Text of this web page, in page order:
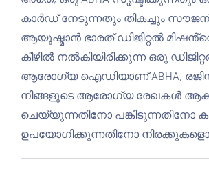
കാർഡ് നേടുന്നതും തികച്ചും
ആയുഷ്മാൻ ഭാരത് ഡിജിറ്റൽ മിഷൻ്റെ
കീഴിൽ നൽകിയിരിക്കുന്ന ഒരു
ആരോഗ്യ ഐഡിയാണ് ABHA,
നിങ്ങളുടെ ആരോഗ്യ രേഖകൾ
ചെയ്യുന്നതിനോ പങ്കിടുന്നതിനോ
ഉപയോഗിക്കുന്നതിനോ